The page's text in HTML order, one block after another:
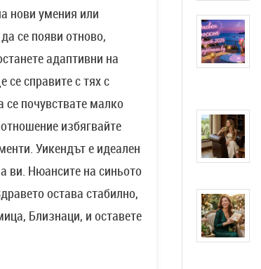
нови умения или
се появи отново,
адаптивни на
справите с тях с
се почувствате малко
избягвайте
Уикендът е идеален
ви. Нюансите на синьото
остава стабилно,
Близнаци, и оставете